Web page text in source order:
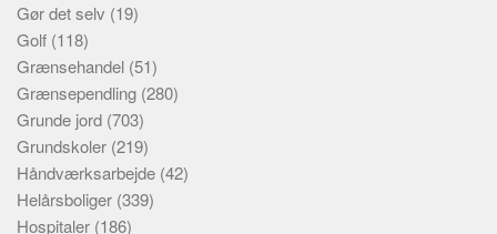
Gør det selv (19)
Golf (118)
Grænsehandel (51)
Grænsependling (280)
Grunde jord (703)
Grundskoler (219)
Håndværksarbejde (42)
Helårsboliger (339)
Hospitaler (186)